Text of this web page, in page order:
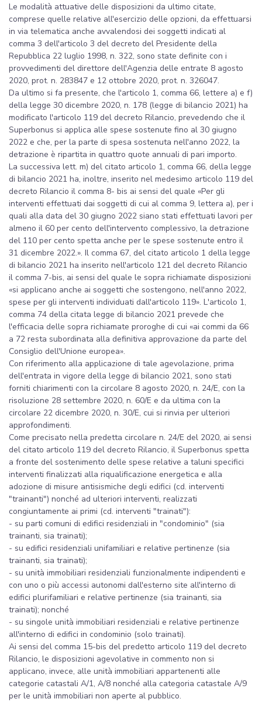
Le modalità attuative delle disposizioni da ultimo citate,
comprese quelle relative all'esercizio delle opzioni, da effettuarsi
in via telematica anche avvalendosi dei soggetti indicati al
comma 3 dell'articolo 3 del decreto del Presidente della
Repubblica 22 luglio 1998, n. 322, sono state definite con i
provvedimenti del direttore dell'Agenzia delle entrate 8 agosto
2020, prot. n. 283847 e 12 ottobre 2020, prot. n. 326047.
Da ultimo si fa presente, che l'articolo 1, comma 66, lettere a) e f)
della legge 30 dicembre 2020, n. 178 (legge di bilancio 2021) ha
modificato l'articolo 119 del decreto Rilancio, prevedendo che il
Superbonus si applica alle spese sostenute fino al 30 giugno
2022 e che, per la parte di spesa sostenuta nell'anno 2022, la
detrazione è ripartita in quattro quote annuali di pari importo.
La successiva lett. m) del citato articolo 1, comma 66, della legge
di bilancio 2021 ha, inoltre, inserito nel medesimo articolo 119 del
decreto Rilancio il comma 8- bis ai sensi del quale «Per gli
interventi effettuati dai soggetti di cui al comma 9, lettera a), per i
quali alla data del 30 giugno 2022 siano stati effettuati lavori per
almeno il 60 per cento dell'intervento complessivo, la detrazione
del 110 per cento spetta anche per le spese sostenute entro il
31 dicembre 2022.». Il comma 67, del citato articolo 1 della legge
di bilancio 2021 ha inserito nell'articolo 121 del decreto Rilancio
il comma 7-bis, ai sensi del quale le sopra richiamate disposizioni
«si applicano anche ai soggetti che sostengono, nell'anno 2022,
spese per gli interventi individuati dall'articolo 119». L'articolo 1,
comma 74 della citata legge di bilancio 2021 prevede che
l'efficacia delle sopra richiamate proroghe di cui «ai commi da 66
a 72 resta subordinata alla definitiva approvazione da parte del
Consiglio dell'Unione europea».
Con riferimento alla applicazione di tale agevolazione, prima
dell'entrata in vigore della legge di bilancio 2021, sono stati
forniti chiarimenti con la circolare 8 agosto 2020, n. 24/E, con la
risoluzione 28 settembre 2020, n. 60/E e da ultima con la
circolare 22 dicembre 2020, n. 30/E, cui si rinvia per ulteriori
approfondimenti.
Come precisato nella predetta circolare n. 24/E del 2020, ai sensi
del citato articolo 119 del decreto Rilancio, il Superbonus spetta
a fronte del sostenimento delle spese relative a taluni specifici
interventi finalizzati alla riqualificazione energetica e alla
adozione di misure antisismiche degli edifici (cd. interventi
"trainanti") nonché ad ulteriori interventi, realizzati
congiuntamente ai primi (cd. interventi "trainati"):
- su parti comuni di edifici residenziali in "condominio" (sia
trainanti, sia trainati);
- su edifici residenziali unifamiliari e relative pertinenze (sia
trainanti, sia trainati);
- su unità immobiliari residenziali funzionalmente indipendenti e
con uno o più accessi autonomi dall'esterno site all'interno di
edifici plurifamiliari e relative pertinenze (sia trainanti, sia
trainati); nonché
- su singole unità immobiliari residenziali e relative pertinenze
all'interno di edifici in condominio (solo trainati).
Ai sensi del comma 15-bis del predetto articolo 119 del decreto
Rilancio, le disposizioni agevolative in commento non si
applicano, invece, alle unità immobiliari appartenenti alle
categorie catastali A/1, A/8 nonché alla categoria catastale A/9
per le unità immobiliari non aperte al pubblico.